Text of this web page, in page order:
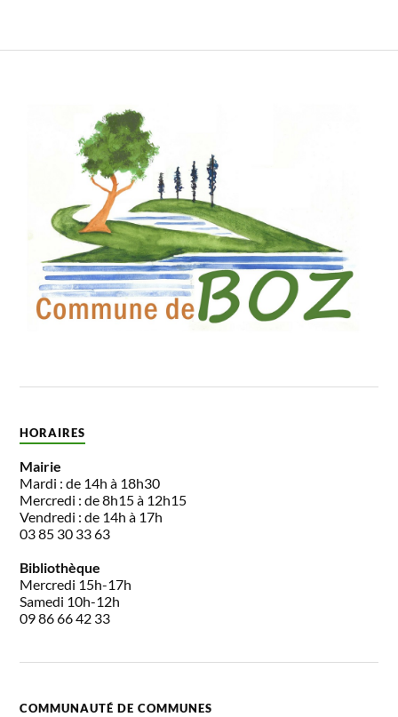
HORAIRES
Mairie
Mardi : de 14h à 18h30
Mercredi : de 8h15 à 12h15
Vendredi : de 14h à 17h
03 85 30 33 63
Bibliothèque
Mercredi 15h-17h
Samedi 10h-12h
09 86 66 42 33
COMMUNAUTÉ DE COMMUNES